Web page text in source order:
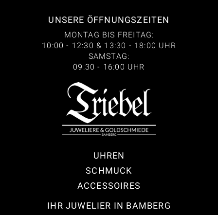
UNSERE ÖFFNUNGSZEITEN
MONTAG BIS FREITAG:
10:00 - 12:30 & 13:30 - 18:00 UHR
SAMSTAG:
09:30 - 16:00 UHR
UHREN
SCHMUCK
ACCESSOIRES
IHR JUWELIER IN BAMBERG